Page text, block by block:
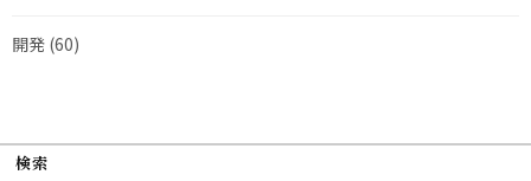
開発 (60)
検索